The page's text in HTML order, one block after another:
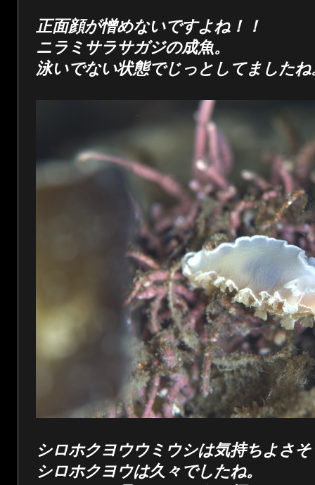
正面顔が憎めないですよね！！
ニラミサラサガジの成魚。
泳いでない状態でじっとしてましたね
シロホクヨウウミウシは気持ちよさ
シロホクヨウは久々でしたね。